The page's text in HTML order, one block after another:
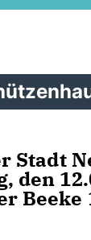
den
Beeke